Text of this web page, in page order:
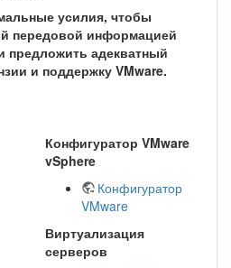
усилия, чтобы
передовой информацией
предложить адекватный
и поддержку VMware.
Конфигуратор VMware
vSphere
Конфигуратор
VMware
Виртуализация
серверов